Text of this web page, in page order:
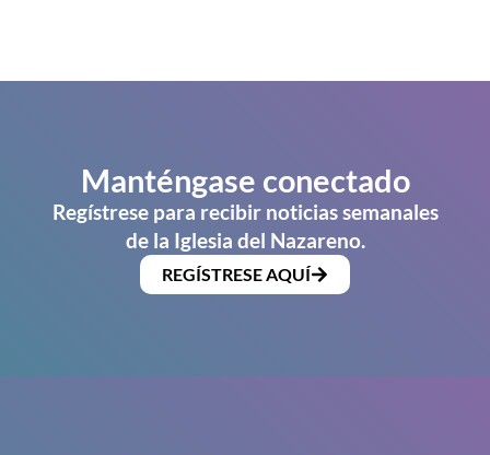
Manténgase conectado
Regístrese para recibir noticias semanales
de la Iglesia del Nazareno.
REGÍSTRESE AQUÍ